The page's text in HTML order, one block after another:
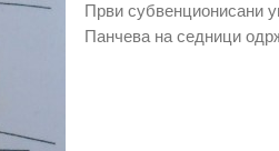
Први субвенционисани
Панчева на седници